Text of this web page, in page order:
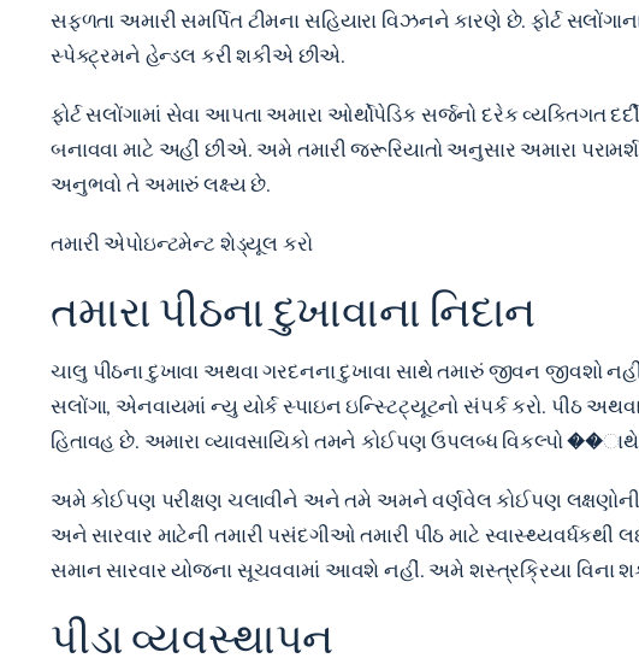
સફળતા અમારી સમર્પિત ટીમના સહિયારા વિઝનને કારણે છે. ફોર્ટ
સ્પેક્ટ્રમને હેન્ડલ કરી શકીએ છીએ.
ફોર્ટ સલોંગામાં સેવા આપતા અમારા ઓર્થોપેડિક સર્જનો દરેક
બનાવવા માટે અહીં છીએ. અમે તમારી જરૂરિયાતો અનુસાર અમારા
અનુભવો તે અમારું લક્ષ્ય છે.
તમારી એપોઇન્ટમેન્ટ શેડ્યૂલ કરો
તમારા પીઠના દુખાવાના નિદાન
ચાલુ પીઠના દુખાવા અથવા ગરદનના દુખાવાસાથે તમારું જીવન જીવશો નહીં.
સલોંગા, એનવાયમાં ન્યુ યોર્ક સ્પાઇન ઇન્સ્ટિટ્યૂટનો સંપર્ક કરો. પીઠ
હિતાવહ છે. અમારા વ્યાવસાયિકો તમને કોઈપણ ઉપલબ્ધ વિકલ્પો
અમે કોઈપણ પરીક્ષણ ચલાવીને અને તમે અમને વર્ણવેલ કોઈપણ લક્ષણોની
અને સારવાર માટેની તમારી પસંદગીઓ તમારી પીઠ માટે
સમાન સારવાર યોજના સૂચવવામાં આવશે નહીં. અમે શસ્ત્રક્રિયા વિના
પીડા વ્યવસ્થાપન